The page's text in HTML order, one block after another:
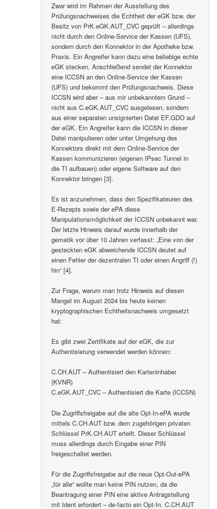
Zwar wird im Rahmen der Ausstellung des
Prüfungsnachweises die Echtheit der eGK bzw. der
Besitz von PrK.eGK.AUT_CVC geprüft – allerdings
nicht durch den Online-Service der Kassen (UFS),
sondern durch den Konnektor in der Apotheke bzw.
Praxis. Ein Angreifer kann dazu eine beliebige echte
eGK stecken. Anschließend sendet der Konnektor
eine ICCSN an den Online-Service der Kassen
(UFS) und bekommt den Prüfungsnachweis. Diese
ICCSN wird aber – aus mir unbekanntem Grund –
nicht aus C.eGK.AUT_CVC ausgelesen, sondern
aus einer separaten unsignierten Datei EF.GDO auf
der eGK. Ein Angreifer kann die ICCSN in dieser
Datei manipulieren oder unter Umgehung des
Konnektors direkt mit dem Online-Service der
Kassen kommunizieren (eigenen IPsec Tunnel in
die TI aufbauen) oder eigene Software auf den
Konnektor bringen [3].
Es ist anzunehmen, dass den Spezifikateuren des
E-Rezepts sowie der ePA diese
Manipulationsmöglichkeit der ICCSN unbekannt war.
Der letzte Hinweis darauf wurde innerhalb der
gematik vor über 10 Jahren verfasst: „Eine von der
gesteckten eGK abweichende ICCSN deutet auf
einen Fehler der dezentralen TI oder einen Angriff (!)
hin“ [4].
Zur Frage, warum man trotz Hinweis auf diesen
Mangel im August 2024 bis heute keinen
kryptographischen Echtheitsnachweis umgesetzt
hat:
Es gibt zwei Zertifikate auf der eGK, die zur
Authentisierung verwendet werden können:
C.CH.AUT – Authentisiert den Karteninhaber
(KVNR)
C.eGK.AUT_CVC – Authentisiert die Karte (ICCSN)
Die Zugriffsfreigabe auf die alte Opt-In-ePA wurde
mittels C.CH.AUT bzw. dem zugehörigen privaten
Schlüssel PrK.CH.AUT erteilt. Dieser Schlüssel
muss allerdings durch Eingabe einer PIN
freigeschaltet werden.
Für die Zugriffsfreigabe auf die neue Opt-Out-ePA
„für alle“ wollte man keine PIN nutzen, da die
Beantragung einer PIN eine aktive Antragstellung
mit Ident erfordert – de-facto ein Opt-In. C.CH.AUT